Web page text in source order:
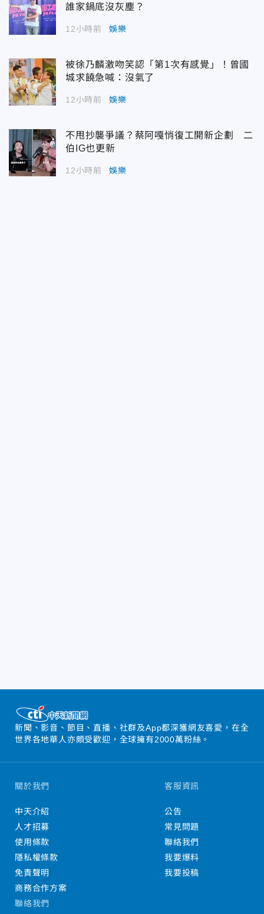
誰家鍋底沒灰塵？
12小時前 娛樂
被徐乃麟激吻笑認「第1次有感覺」！曾國
城求饒急喊：沒氣了
12小時前 娛樂
不甩抄襲爭議？蔡阿嘎悄復工開新企劃 二
伯IG也更新
12小時前 娛樂
新聞、影音、節目、直播、社群及App都深獲網友喜愛，在全
世界各地華人亦頗受歡迎，全球擁有2000萬粉絲。
關於我們
中天介紹
人才招募
使用條款
隱私權條款
免責聲明
商務合作方案
客服資訊
公告
常見問題
聯絡我們
我要爆料
我要投稿
聯絡我們